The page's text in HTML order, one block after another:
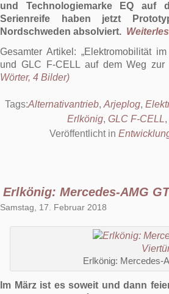
und Technologiemarke EQ auf
Serienreife haben jetzt
Nordschweden absolviert.
Gesamter Artikel:
Elektromobilität
und GLC F-CELL auf dem Weg zur
Wörter, 4 Bilder)
Tags:Alternativantrieb, Arjeplog,
Erlkönig, GLC F-CELL,
Veröffentlicht in
Erlkönig: Mercedes-AMG
Samstag, 17. Februar 2018
Erlkönig: Mercedes-
Im März ist es soweit und dann